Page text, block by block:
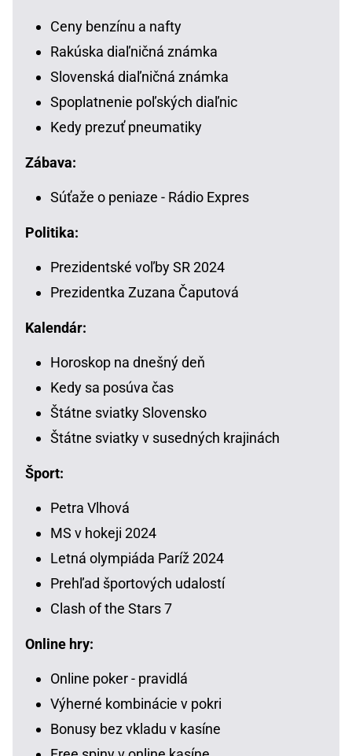
Ceny benzínu a nafty
Rakúska diaľničná známka
Slovenská diaľničná známka
Spoplatnenie poľských diaľnic
Kedy prezuť pneumatiky
Zábava:
Súťaže o peniaze - Rádio Expres
Politika:
Prezidentské voľby SR 2024
Prezidentka Zuzana Čaputová
Kalendár:
Horoskop na dnešný deň
Kedy sa posúva čas
Štátne sviatky Slovensko
Štátne sviatky v susedných krajinách
Šport:
Petra Vlhová
MS v hokeji 2024
Letná olympiáda Paríž 2024
Prehľad športových udalostí
Clash of the Stars 7
Online hry:
Online poker - pravidlá
Výherné kombinácie v pokri
Bonusy bez vkladu v kasíne